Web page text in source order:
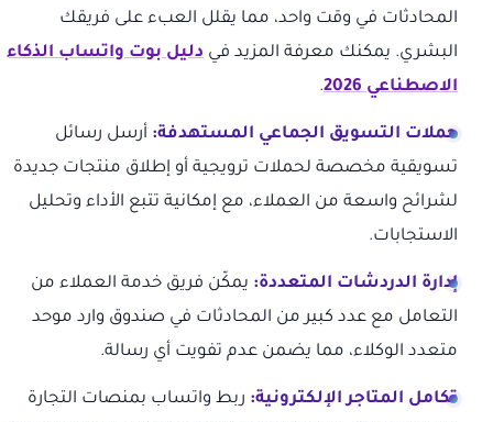
المحادثات في وقت واحد، مما يقلل العبء على فريقك
البشري. يمكنك معرفة المزيد في دليل بوت واتساب الذكاء
الاصطناعي 2026
.
حملات التسويق الجماعي المستهدفة: أرسل رسائل
تسويقية مخصصة لحملات ترويجية أو إطلاق منتجات جديدة
لشرائح واسعة من العملاء، مع إمكانية تتبع الأداء وتحليل
الاستجابات.
إدارة الدردشات المتعددة: يمكّن فريق خدمة العملاء من
التعامل مع عدد كبير من المحادثات في صندوق وارد موحد
متعدد الوكلاء، مما يضمن عدم تفويت أي رسالة.
تكامل المتاجر الإلكترونية: ربط واتساب بمنصات التجارة